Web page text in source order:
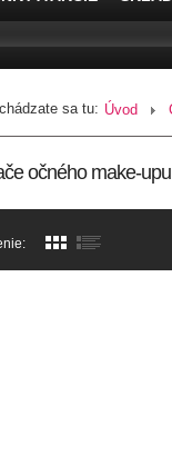
sa tu: Úvod
očného make-upu